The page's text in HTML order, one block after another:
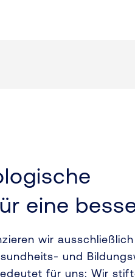
eine
wir
und
für uns: Wir